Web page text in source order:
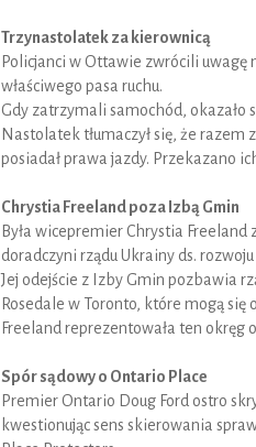
Trzynastolatek za kierownicą
Policjanci w Ottawie zwrócili uwagę
właściwego pasa ruchu.
Gdy zatrzymali samochód, okazało
Nastolatek tłumaczył się, że
posiadał prawa jazdy. Przekazano
Chrystia Freeland poza Izbą Gmin
Była wicepremier Chrystia
doradczyni rządu Ukrainy ds.
Jej odejście z Izby Gmin pozbawia
Rosedale w Toronto, które mogą się
Freeland reprezentowała ten okręg
Spór sądowy o Ontario Place
Premier Ontario Doug Ford ostro
kwestionując sens skierowania